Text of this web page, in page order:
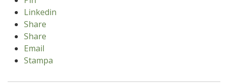
Linkedin
Share
Share
Email
Stampa